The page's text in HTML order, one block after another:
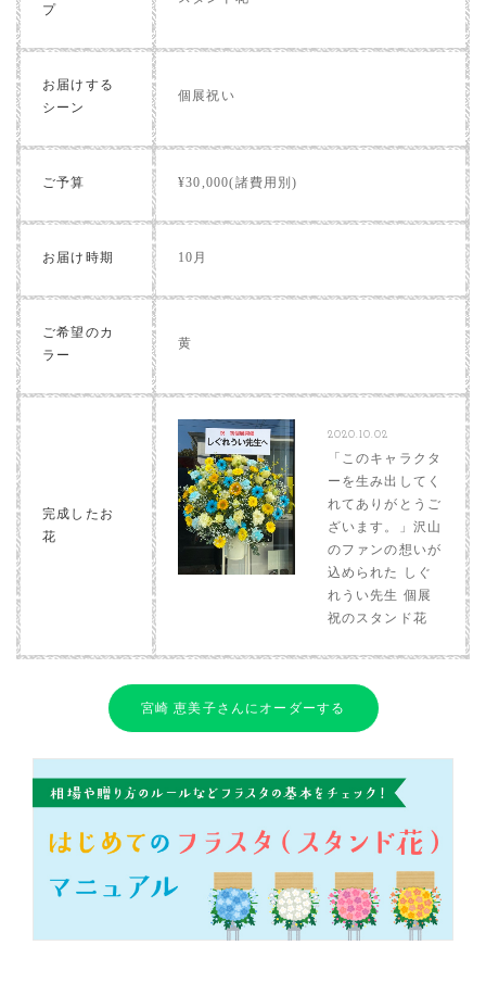
プ
お届けする
シーン
個展祝い
ご予算 ¥30,000(諸費用別)
お届け時期 10月
ご希望のカ
ラー
黄
完成したお
花
2020.10.02
「このキャラクタ
ーを生み出してく
れてありがとうご
ざいます。」沢山
のファンの想いが
込められた しぐ
れうい先生 個展
祝のスタンド花
宮崎 恵美子さんにオーダーする